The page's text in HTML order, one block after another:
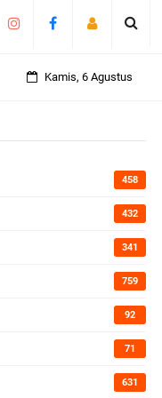
Kamis, 6 Agustus
458
432
341
759
92
71
631